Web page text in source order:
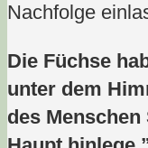
Nachfolge
Die Füchse
unter dem
des